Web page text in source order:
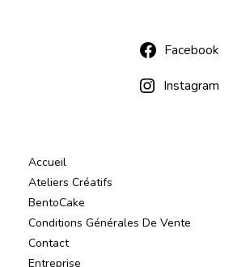
Facebook
Instagram
Accueil
Ateliers Créatifs
BentoCake
Conditions Générales De Vente
Contact
Entreprise